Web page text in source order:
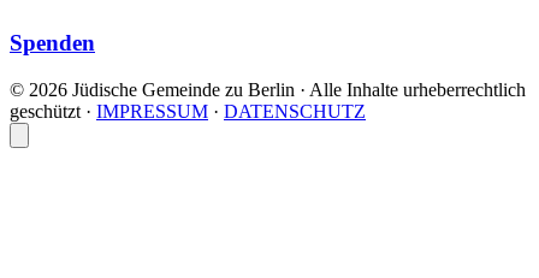
Spenden
© 2026 Jüdische Gemeinde zu Berlin · Alle Inhalte urheberrechtlich
geschützt · IMPRESSUM · DATENSCHUTZ